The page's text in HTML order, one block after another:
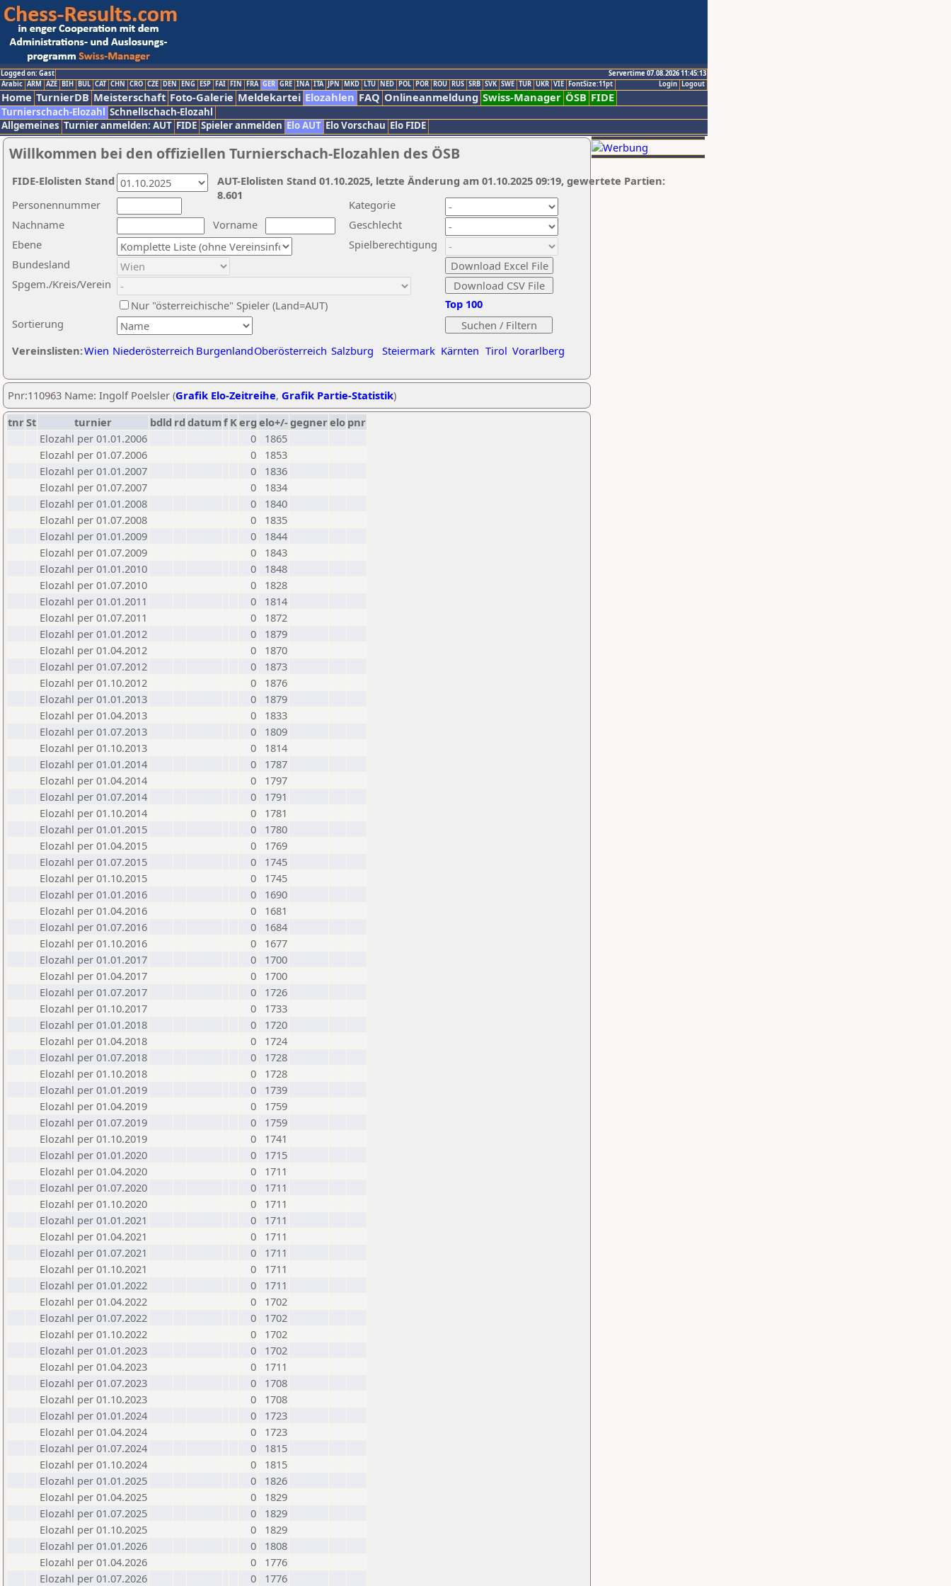
Logged on: Gast
Servertime 07.08.2026 11:45:13
Logout
Login
Arabic ARM AZE BIH BUL CAT CHN CRO CZE DEN ENG ESP FAI FIN FRA GER GRE INA ITA JPN MKD LTU NED POL POR ROU RUS SRB SVK SWE TUR UKR VIE FontSize:11pt
Home TurnierDB Meisterschaft Foto-Galerie Meldekartei Elozahlen FAQ Onlineanmeldung Swiss-Manager ÖSB FIDE
Turnierschach-Elozahl Schnellschach-Elozahl
Allgemeines Turnier anmelden: AUT FIDE Spieler anmelden Elo AUT Elo Vorschau Elo FIDE
Willkommen bei den offiziellen Turnierschach-Elozahlen des ÖSB
Nachname
Vorname
Ebene
Kategorie
Sortierung
Personennummer
Bundesland
Spgem./Kreis/Verein
Geschlecht
Nur "österreichische" Spieler (Land=AUT)
Spielberechtigung
Vereinslisten:Wien Niederösterreich BurgenlandOberösterreich Salzburg Steiermark Kärnten Tirol Vorarlberg
Top 100
AUT-Elolisten Stand 01.10.2025, letzte Änderung am 01.10.2025 09:19, gewertete Partien:
8.601
FIDE-Elolisten Stand
Pnr:110963 Name: Ingolf Poelsler (Grafik Elo-Zeitreihe, Grafik Partie-Statistik)
tnrSt turnier bdld rd datumf Kerg elo+/-gegnerelo pnr
Elozahl per 01.01.2006
0
1865
Elozahl per 01.07.2006
0
1853
Elozahl per 01.01.2007
0
1836
Elozahl per 01.07.2007
0
1834
Elozahl per 01.01.2008
0
1840
Elozahl per 01.07.2008
0
1835
Elozahl per 01.01.2009
0
1844
Elozahl per 01.07.2009
0
1843
Elozahl per 01.01.2010
0
1848
Elozahl per 01.07.2010
0
1828
Elozahl per 01.01.2011
0
1814
Elozahl per 01.07.2011
0
1872
Elozahl per 01.01.2012
0
1879
Elozahl per 01.04.2012
0
1870
Elozahl per 01.07.2012
0
1873
Elozahl per 01.10.2012
0
1876
Elozahl per 01.01.2013
0
1879
Elozahl per 01.04.2013
0
1833
Elozahl per 01.07.2013
0
1809
Elozahl per 01.10.2013
0
1814
Elozahl per 01.01.2014
0
1787
Elozahl per 01.04.2014
0
1797
Elozahl per 01.07.2014
0
1791
Elozahl per 01.10.2014
0
1781
Elozahl per 01.01.2015
0
1780
Elozahl per 01.04.2015
0
1769
Elozahl per 01.07.2015
0
1745
Elozahl per 01.10.2015
0
1745
Elozahl per 01.01.2016
0
1690
Elozahl per 01.04.2016
0
1681
Elozahl per 01.07.2016
0
1684
Elozahl per 01.10.2016
0
1677
Elozahl per 01.01.2017
0
1700
Elozahl per 01.04.2017
0
1700
Elozahl per 01.07.2017
0
1726
Elozahl per 01.10.2017
0
1733
Elozahl per 01.01.2018
0
1720
Elozahl per 01.04.2018
0
1724
Elozahl per 01.07.2018
0
1728
Elozahl per 01.10.2018
0
1728
Elozahl per 01.01.2019
0
1739
Elozahl per 01.04.2019
0
1759
Elozahl per 01.07.2019
0
1759
Elozahl per 01.10.2019
0
1741
Elozahl per 01.01.2020
0
1715
Elozahl per 01.04.2020
0
1711
Elozahl per 01.07.2020
0
1711
Elozahl per 01.10.2020
0
1711
Elozahl per 01.01.2021
0
1711
Elozahl per 01.04.2021
0
1711
Elozahl per 01.07.2021
0
1711
Elozahl per 01.10.2021
0
1711
Elozahl per 01.01.2022
0
1711
Elozahl per 01.04.2022
0
1702
Elozahl per 01.07.2022
0
1702
Elozahl per 01.10.2022
0
1702
Elozahl per 01.01.2023
0
1702
Elozahl per 01.04.2023
0
1711
Elozahl per 01.07.2023
0
1708
Elozahl per 01.10.2023
0
1708
Elozahl per 01.01.2024
0
1723
Elozahl per 01.04.2024
0
1723
Elozahl per 01.07.2024
0
1815
Elozahl per 01.10.2024
0
1815
Elozahl per 01.01.2025
0
1826
Elozahl per 01.04.2025
0
1829
Elozahl per 01.07.2025
0
1829
Elozahl per 01.10.2025
0
1829
Elozahl per 01.01.2026
0
1808
Elozahl per 01.04.2026
0
1776
Elozahl per 01.07.2026
0 1776